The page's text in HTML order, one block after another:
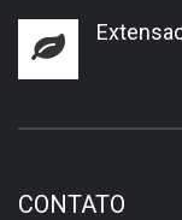
CONTATO